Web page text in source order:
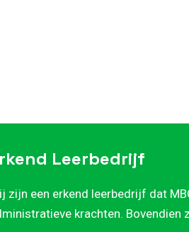
Leerbedrijf
zijn een erkend leerbedrijf dat
krachten.